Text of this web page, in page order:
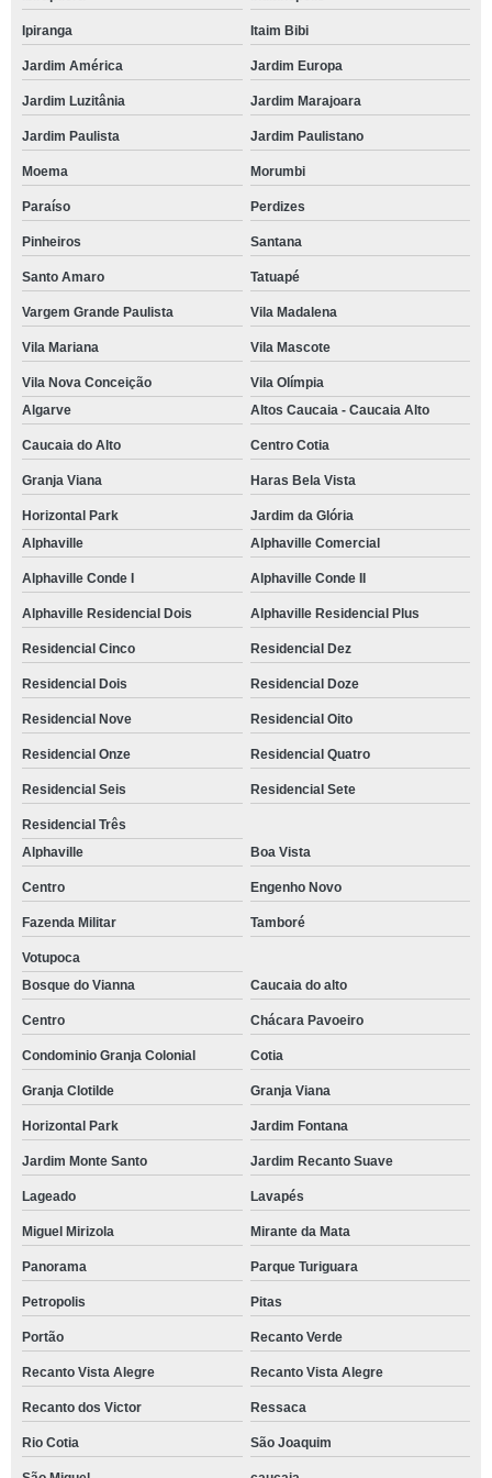
controle de ansiedade worshop Pitas
worshop de controle crise de ansiedade Residencial Nove
controle da ansiedade treinamento Embu das Artes
controle crise de ansiedade treinamento Ressaca
worshop de controle da ansiedade Jardim São Paulo II
controle da respiração ansiedade worshop Vila Madalena
controle da ansiedade worshop Capital
controle da ansiedade Cidade Jardim
controle emocional ansiedade treinamento Cotia
controle da respiração ansiedade treinamento Tatuapé
worshop de controle da respiração ansiedade São Paulo
controle de ansiedade natural Alphaville Conde I
worshop de controle da respiração ansiedade Residencial Doze
aulas de controle de ansiedade natural Campo belo
controle de ansiedade natural Jardim Paulista
controle da ansiedade e estresse worshop Alphaville
controle da respiração para ansiedade treinamento Jardim Fontana
worshop de controle de ansiedade natural Recanto Verde
aulas de controle emocional ansiedade Granja Clotilde
controle de ansiedade natural treinamento Jardim Europa
controle do estresse e ansiedade Ressaca
controle de crise de ansiedade worshop Centro
aulas de controle do estresse e ansiedade Lavapés
worshop de controle do estresse e ansiedade Jardim Paulistano
controle de ansiedade e nervosismo treinamento Caucaia do alto
worshop de controle ansiedade Ressaca
worshop de controle da respiração para ansiedade Capital
worshop de controle do estresse e ansiedade Vila Olímpia
controle emocional ansiedade worshop Jardim Recanto Suave
worshop de controle de ansiedade Engenho Novo
controle da respiração ansiedade treinamento São Joaquim
aulas de controle de crise de ansiedade Vila Mariana
Ipiranga Itaim Bibi
Jardim América Jardim Europa
Jardim Luzitânia Jardim Marajoara
Jardim Paulista Jardim Paulistano
Moema Morumbi
Paraíso Perdizes
Pinheiros Santana
Santo Amaro Tatuapé
Vargem Grande Paulista Vila Madalena
Vila Mariana Vila Mascote
Vila Nova Conceição
Vila Olímpia
Algarve
Altos Caucaia - Caucaia Alto
Caucaia do Alto Centro Cotia
Granja Viana Haras Bela Vista
Horizontal Park
Jardim da Glória
Alphaville
Alphaville Comercial
Alphaville Conde I Alphaville Conde II
Alphaville Residencial Dois Alphaville Residencial Plus
Residencial Cinco Residencial Dez
Residencial Dois Residencial Doze
Residencial Nove Residencial Oito
Residencial Onze Residencial Quatro
Residencial Seis Residencial Sete
Residencial Três
Alphaville
Boa Vista
Centro Engenho Novo
Fazenda Militar Tamboré
Votupoca
Bosque do Vianna
Caucaia do alto
Centro Chácara Pavoeiro
Condominio Granja Colonial Cotia
Granja Clotilde Granja Viana
Horizontal Park Jardim Fontana
Jardim Monte Santo Jardim Recanto Suave
Lageado Lavapés
Miguel Mirizola Mirante da Mata
Panorama Parque Turiguara
Petropolis Pitas
Portão Recanto Verde
Recanto Vista Alegre Recanto Vista Alegre
Recanto dos Victor Ressaca
Rio Cotia São Joaquim